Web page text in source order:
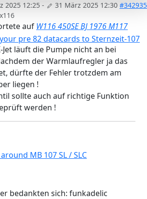
pre 82 datacards to Sternzeit-107
2025 12:25 - 31 März 2025 12:30 #342935
auf W116 450SE BJ 1976 M117
Jet läuft die Pumpe nicht an bei
der Warmlaufregler ja das
dürfte der Fehler trotzdem am
liegen !
sollte auch auf richtige Funktion
werden !
bedankten sich: funkadelic